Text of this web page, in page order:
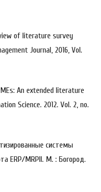
of literature survey
Journal, 2016, Vol.
An extended literature
Science. 2012. Vol. 2, no.
системы
ERP/MRPII. М. : Богород.